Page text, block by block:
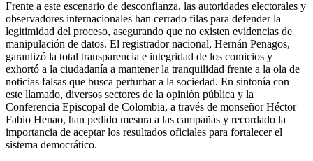
Frente a este escenario de desconfianza, las autoridades electorales y
observadores internacionales han cerrado filas para defender la
legitimidad del proceso, asegurando que no existen evidencias de
manipulación de datos. El registrador nacional, Hernán Penagos,
garantizó la total transparencia e integridad de los comicios y
exhortó a la ciudadanía a mantener la tranquilidad frente a la ola de
noticias falsas que busca perturbar a la sociedad. En sintonía con
este llamado, diversos sectores de la opinión pública y la
Conferencia Episcopal de Colombia, a través de monseñor Héctor
Fabio Henao, han pedido mesura a las campañas y recordado la
importancia de aceptar los resultados oficiales para fortalecer el
sistema democrático.